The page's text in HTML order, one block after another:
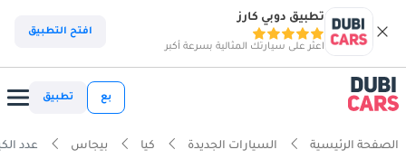
تطبيق دوبي كارز
اعثر على سيارتك المثالية بسرعة أكبر
افتح التطبيق
بع تطبيق
الصفحة الرئيسية السيارات الجديدة كيا بيجاس عدد